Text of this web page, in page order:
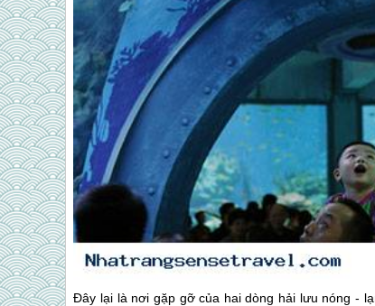
Đây lại là nơi gặp gỡ của hai dòng hải lưu nóng -